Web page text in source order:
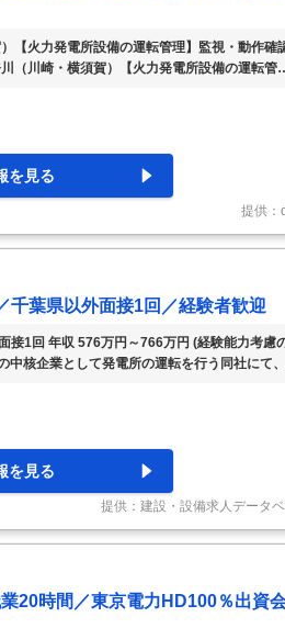
【火力発電所設備の運転管理】監視・動作確
（川崎・横須賀）【火力発電所設備の運転管
取得日数13.1日/残業20H程度/平均勤続年数
ルアップのサポート有～ ■業務内容： 東京電
火力・バイオマス等の発電設備の
を見る
提供：
千葉県以外面接1回／経験者歓迎
接1回 年収 576万円～766万円 (経験能力考慮
中核企業として発電所の運転を行う同社にて
ートしています。 ■勤務地は下記のいずれか
は可能です） ・千葉県（富津市、君津市、市
のいずれか） ・福島県双葉郡 ・茨城県 那珂
を見る
提供：建設・設備求人データ
20時間／東京電力HD100％出資